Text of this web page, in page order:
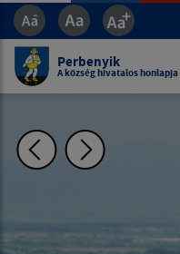
Perbenyik
A község hivatalos honlapja